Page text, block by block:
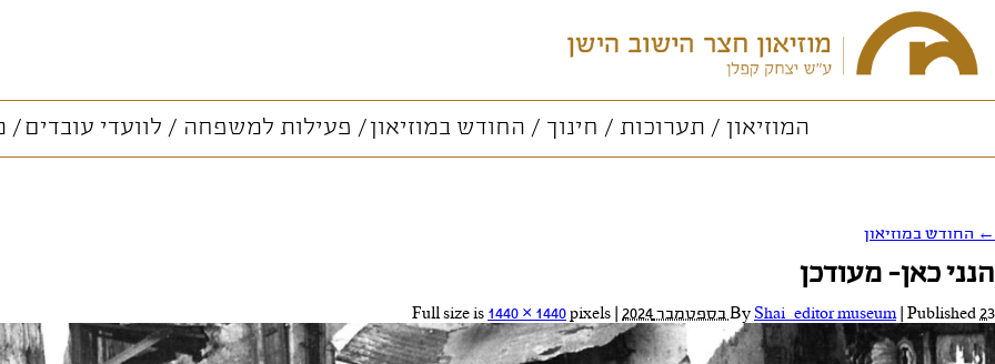
המוזיאון תערוכות חינוך החודש במוזיאון פעילות למשפחה לוועדי עובדים
← החודש במוזיאון
הנני כאן- מעודכן
By Shai_editor museum Published23 בספטמבר 2024 1440 × 1440pixels